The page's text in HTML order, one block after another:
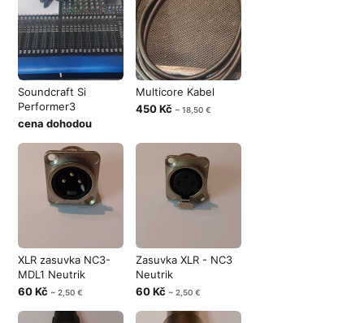
Soundcraft Si
Performer3
cena dohodou
Multicore Kabel
450 Kč ~ 18,50 €
XLR zasuvka NC3-
MDL1 Neutrik
60 Kč ~ 2,50 €
Zasuvka XLR - NC3
Neutrik
60 Kč ~ 2,50 €